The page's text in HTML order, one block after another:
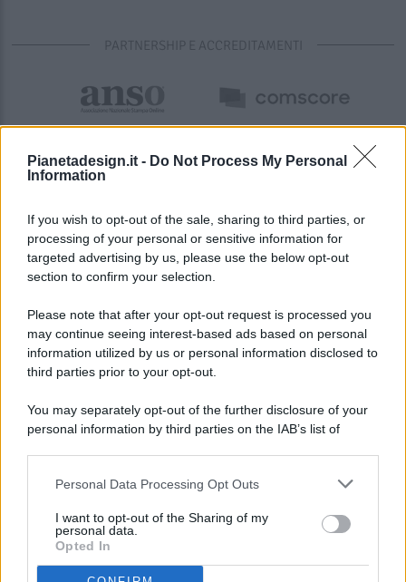
Pianetadesign.it - Do Not Process My Personal
Information
If you wish to opt-out of the sale, sharing to third parties, or
processing of your personal or sensitive information for
targeted advertising by us, please use the below opt-out
section to confirm your selection.
Please note that after your opt-out request is processed you
may continue seeing interest-based ads based on personal
information utilized by us or personal information disclosed to
third parties prior to your opt-out.
You may separately opt-out of the further disclosure of your
personal information by third parties on the IAB’s list of
This information may also be disclosed by us to third parties
disclose it to other third parties.
Personal Data Processing Opt Outs
I want to opt-out of the Sharing of my
personal data.
Opted In
PARTNERSHIP E ACCREDITAMENTI
© 2026 - Pianeta Design - P.IVA 04827280654 - Testata
1336/2020
ISCRIZIONE AL ROC N. 35792 – ISCRITTA ALL’ANSO
(ASSOCIAZIONE NAZIONALE STAMPA ONLINE)
PREFERENZE PRIVACY
MAPPA DEL SITO